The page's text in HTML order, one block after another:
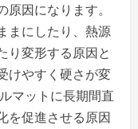
因になります。
まにしたり、熱源
り変形する原因と
けやすく硬さが変
マットに長期間直
を促進させる原因